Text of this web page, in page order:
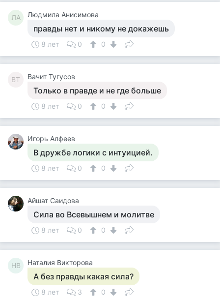
ЛА Людмила Анисимова
правды нет и никому не докажешь
8 лет 0 0
ВТ Вачит Тугусов
Только в правде и не где больше
8 лет 0 0
Игорь Алфеев
В дружбе логики с интуицией.
8 лет 0 0
Айшат Саидова
Сила во Всевышнем и молитве
8 лет 0 0
НВ Наталия Викторова
А без правды какая сила?
8 лет 3 0